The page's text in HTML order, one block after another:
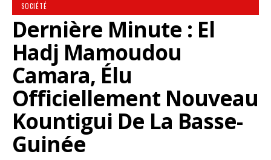
SOCIÉTÉ
Dernière Minute : El
Hadj Mamoudou
Camara, Élu
Officiellement Nouveau
Kountigui De La Basse-
Guinée